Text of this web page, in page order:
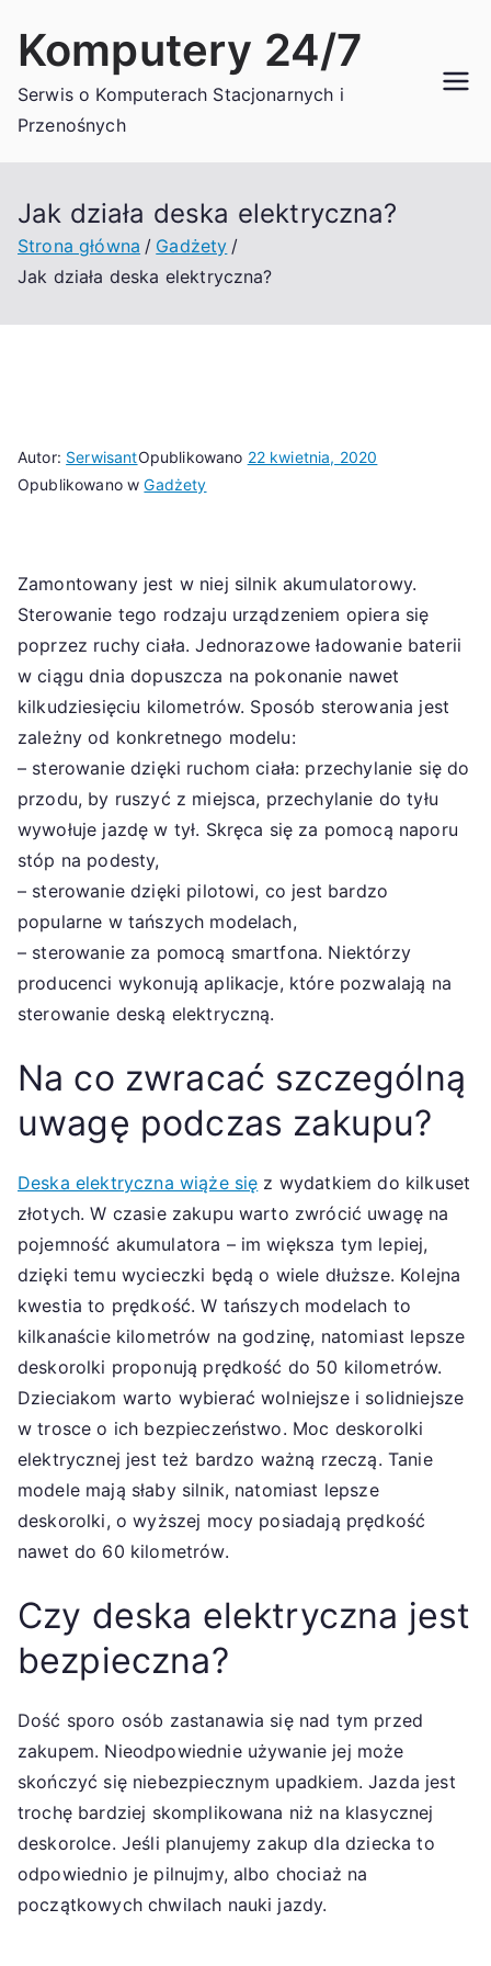
Komputery 24/7
Serwis o Komputerach Stacjonarnych i
Przenośnych
Jak działa deska elektryczna?
Strona główna
Gadżety
Jak działa deska elektryczna?
Autor: SerwisantOpublikowano 22 kwietnia, 2020
Opublikowano wGadżety
Zamontowany jest w niej silnik akumulatorowy.
Sterowanie tego rodzaju urządzeniem opiera się
poprzez ruchy ciała. Jednorazowe ładowanie baterii
w ciągu dnia dopuszcza na pokonanie nawet
kilkudziesięciu kilometrów. Sposób sterowania jest
zależny od konkretnego modelu:
– sterowanie dzięki ruchom ciała: przechylanie się do
przodu, by ruszyć z miejsca, przechylanie do tyłu
wywołuje jazdę w tył. Skręca się za pomocą naporu
stóp na podesty,
– sterowanie dzięki pilotowi, co jest bardzo
popularne w tańszych modelach,
– sterowanie za pomocą smartfona. Niektórzy
producenci wykonują aplikacje, które pozwalają na
sterowanie deską elektryczną.
Na co zwracać szczególną
uwagę podczas zakupu?
Deska elektryczna wiąże się z wydatkiem do kilkuset
złotych. W czasie zakupu warto zwrócić uwagę na
pojemność akumulatora – im większa tym lepiej,
dzięki temu wycieczki będą o wiele dłuższe. Kolejna
kwestia to prędkość. W tańszych modelach to
kilkanaście kilometrów na godzinę, natomiast lepsze
deskorolki proponują prędkość do 50 kilometrów.
Dzieciakom warto wybierać wolniejsze i solidniejsze
w trosce o ich bezpieczeństwo. Moc deskorolki
elektrycznej jest też bardzo ważną rzeczą. Tanie
modele mają słaby silnik, natomiast lepsze
deskorolki, o wyższej mocy posiadają prędkość
nawet do 60 kilometrów.
Czy deska elektryczna jest
bezpieczna?
Dość sporo osób zastanawia się nad tym przed
zakupem. Nieodpowiednie używanie jej może
skończyć się niebezpiecznym upadkiem. Jazda jest
trochę bardziej skomplikowana niż na klasycznej
deskorolce. Jeśli planujemy zakup dla dziecka to
odpowiednio je pilnujmy, albo chociaż na
początkowych chwilach nauki jazdy.